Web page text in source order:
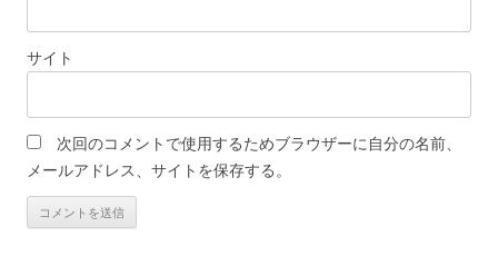
サイト
次回のコメントで使用するためブラウザーに自分の名前、
メールアドレス、サイトを保存する。